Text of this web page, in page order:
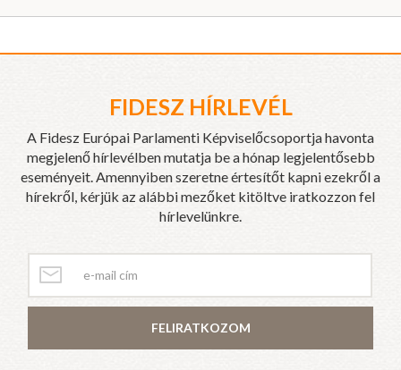
FIDESZ HÍRLEVÉL
A Fidesz Európai Parlamenti Képviselőcsoportja havonta
megjelenő hírlevélben mutatja be a hónap legjelentősebb
eseményeit. Amennyiben szeretne értesítőt kapni ezekről a
hírekről, kérjük az alábbi mezőket kitöltve iratkozzon fel
hírlevelünkre.
FELIRATKOZOM